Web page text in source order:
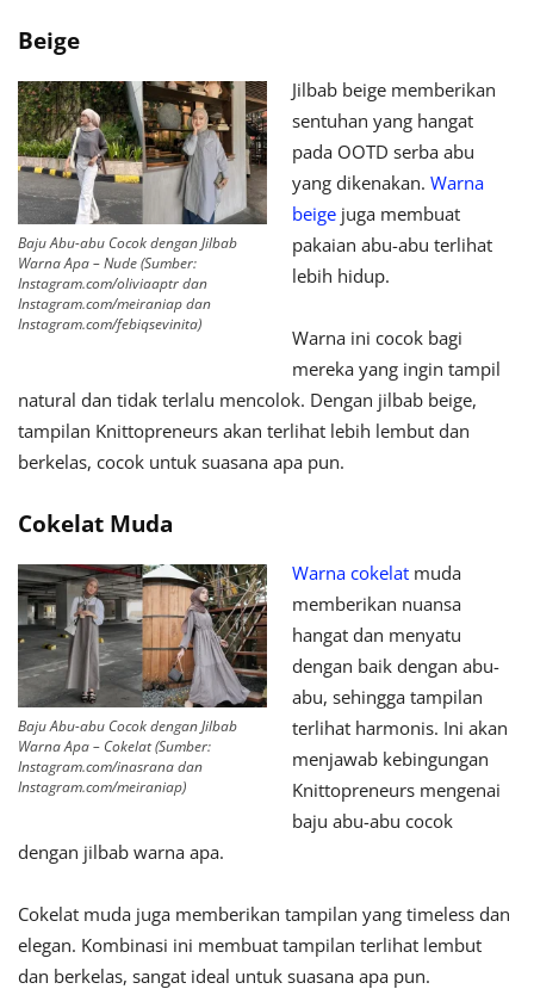
Beige
Baju Abu-abu Cocok dengan Jilbab
Warna Apa – Nude (Sumber:
Instagram.com/oliviaaptr dan
Instagram.com/meiraniap dan
Instagram.com/febiqsevinita)
Jilbab beige memberikan
sentuhan yang hangat
pada OOTD serba abu
yang dikenakan. Warna
beige juga membuat
pakaian abu-abu terlihat
lebih hidup.
Warna ini cocok bagi
mereka yang ingin tampil
natural dan tidak terlalu mencolok. Dengan jilbab beige,
tampilan Knittopreneurs akan terlihat lebih lembut dan
berkelas, cocok untuk suasana apa pun.
Cokelat Muda
Baju Abu-abu Cocok dengan Jilbab
Warna Apa – Cokelat (Sumber:
Instagram.com/inasrana dan
Instagram.com/meiraniap)
Warna cokelat muda
memberikan nuansa
hangat dan menyatu
dengan baik dengan abu-
abu, sehingga tampilan
terlihat harmonis. Ini akan
menjawab kebingungan
Knittopreneurs mengenai
baju abu-abu cocok
dengan jilbab warna apa.
Cokelat muda juga memberikan tampilan yang timeless dan
elegan. Kombinasi ini membuat tampilan terlihat lembut
dan berkelas, sangat ideal untuk suasana apa pun.